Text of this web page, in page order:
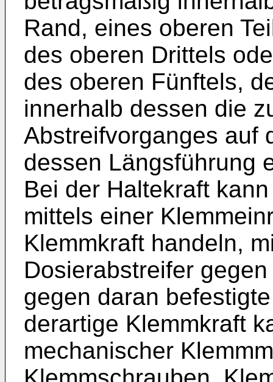
Rand, eines oberen
des oberen Drittels
des oberen Fünftels,
innerhalb dessen die
Abstreifvorganges auf
dessen Längsführung
Bei der Haltekraft
mittels einer
Klemmkraft handeln,
Dosierabstreifer
gegen daran
derartige Klemmkraft
mechanischer